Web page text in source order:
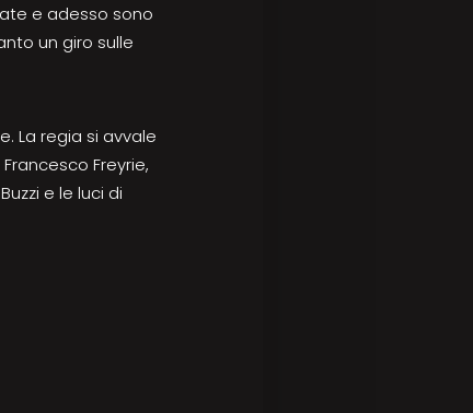
e adesso sono
un giro sulle
La regia si avvale
Freyrie,
e le luci di